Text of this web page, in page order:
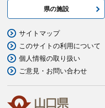
県の施設
サイトマップ
このサイトの利用について
個人情報の取り扱い
ご意見・お問い合わせ